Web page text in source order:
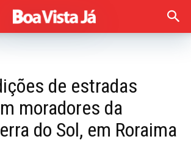
de estradas
moradores da
do Sol, em Roraima